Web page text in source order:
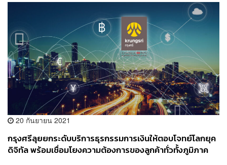
20 กันยายน 2021
กรุงศรีลุยยกระดับบริการธุรกรรมการเงินให้ตอบโจทย์โลกยุค
ดิจิทัล พร้อมเชื่อมโยงความต้องการของลูกค้าทั่วทั้งภูมิภาค